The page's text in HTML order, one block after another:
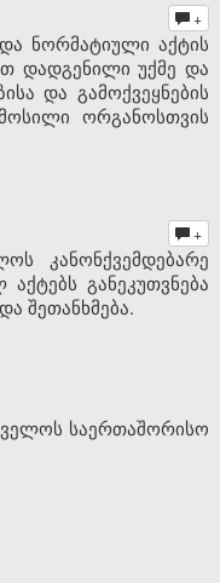
+
და ნორმატიული აქტის
დადგენილი უქმე და
და გამოქვეყნების
ორგანოსთვის
+
კანონქვემდებარე
განეკუთვნება
შეთანხმება.
საერთაშორისო